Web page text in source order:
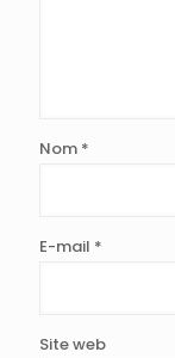
Nom *
E-mail *
Site web